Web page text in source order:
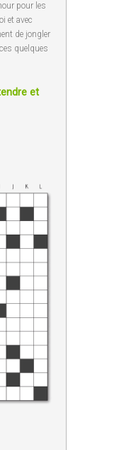
pour les
et avec
de jongler
quelques
et